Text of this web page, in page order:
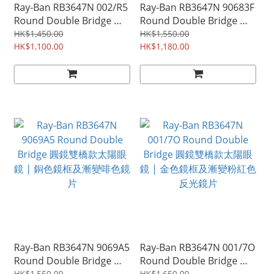
Ray-Ban RB3647N 002/R5
Round Double Bridge 圓
鏡雙橋款太陽眼鏡 | 黑色鏡
框及灰色鏡片
HK$1,450.00
HK$1,100.00
Ray-Ban RB3647N 90683F
Round Double Bridge 圓
鏡雙橋款太陽眼鏡 | 銅色鏡
框及漸變淺藍色鏡片
HK$1,550.00
HK$1,180.00
Ray-Ban RB3647N 9069A5
Round Double Bridge 圓
Ray-Ban RB3647N 001/7O
Round Double Bridge 圓